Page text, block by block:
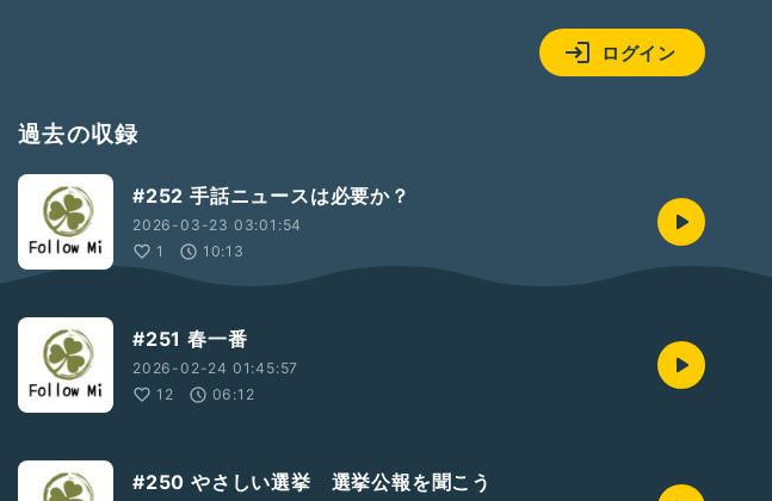
ログイン
過去の収録
#252 手話ニュースは必要か？
2026-03-23 03:01:54
1
10:13
#251 春一番
2026-02-24 01:45:57
12
06:12
#250 やさしい選挙 選挙公報を聞こう